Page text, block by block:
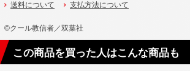
送料について 支払方法について
©クール教信者／双葉社
この商品を買った人はこんな商品も